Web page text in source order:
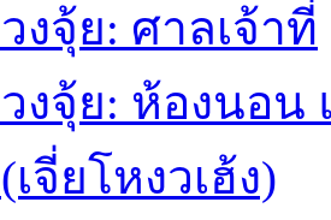
งจุ้ย: ศาลเจ้าที่
งจุ้ย: ห้องนอน
จี่ยโหงวเฮ้ง)